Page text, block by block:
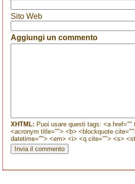
Sito Web
Aggiungi un commento
XHTML: Puoi usare questi tags: <a
<acronym title=""> <b> <blockquote
datetime=""> <em> <i> <q cite=""> <s>